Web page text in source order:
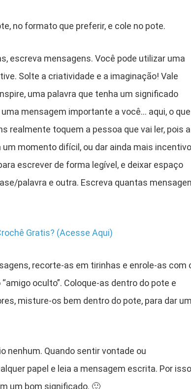
no formato que preferir, e cole no pote.
escreva mensagens. Você pode utilizar uma
Solte a criatividade e a imaginação! Vale
uma palavra que tenha um significado
mensagem importante a você… aqui, o que
realmente toquem a pessoa que vai ler, pois a
momento difícil, ou dar ainda mais incentivo
escrever de forma legível, e deixar espaço
palavra e outra. Escreva quantas
Gratis? (Acesse Aqui)
recorte-as em tirinhas e enrole-as com
oculto”. Coloque-as dentro do pote e
misture-os bem dentro do pote, para dar um
nenhum. Quando sentir vontade ou
papel e leia a mensagem escrita. Por
um bom significado. 🙂